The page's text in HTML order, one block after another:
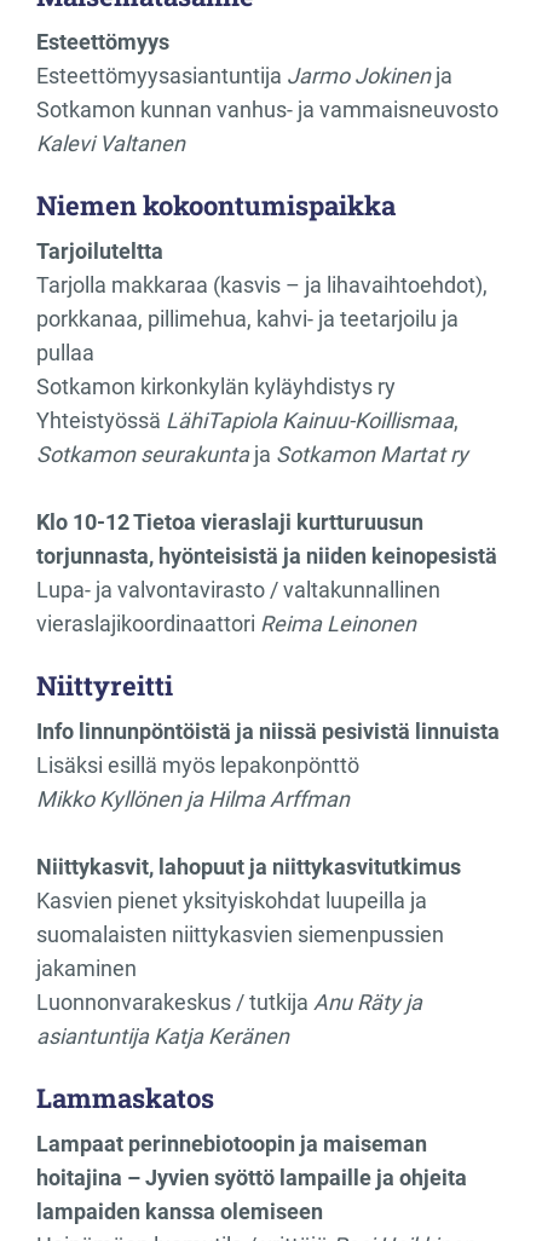
Esteettömyys
Esteettömyysasiantuntija Jarmo Jokinenja
Sotkamon kunnan vanhus- ja vammaisneuvosto
Kalevi Valtanen
Niemen kokoontumispaikka
Tarjoiluteltta
Tarjolla makkaraa (kasvis – ja lihavaihtoehdot),
porkkanaa, pillimehua, kahvi- ja teetarjoilu ja
pullaa
Sotkamon kirkonkylän kyläyhdistys ry
Yhteistyössä LähiTapiola Kainuu-Koillismaa,
Sotkamon seurakuntaja Sotkamon Martat ry
Klo 10-12 Tietoa vieraslaji kurtturuusun
torjunnasta, hyönteisistä ja niiden keinopesistä
Lupa- ja valvontavirasto / valtakunnallinen
vieraslajikoordinaattori Reima Leinonen
Niittyreitti
Info linnunpöntöistä ja niissä pesivistä linnuista
Lisäksi esillä myös lepakonpönttö
Mikko Kyllönen ja Hilma Arffman
Niittykasvit, lahopuut ja niittykasvitutkimus
Kasvien pienet yksityiskohdat luupeilla ja
suomalaisten niittykasvien siemenpussien
jakaminen
Luonnonvarakeskus / tutkija Anu Räty ja
asiantuntija Katja Keränen
Lammaskatos
Lampaat perinnebiotoopin ja maiseman
hoitajina – Jyvien syöttö lampaille ja ohjeita
lampaiden kanssa olemiseen